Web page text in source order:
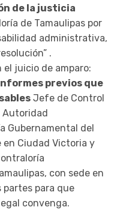
de la justicia
de Tamaulipas por
administrativa,
.
el juicio de amparo:
previos que
Jefe de Control
Gubernamental del
en Ciudad Victoria y
con sede en
partes para que
convenga.